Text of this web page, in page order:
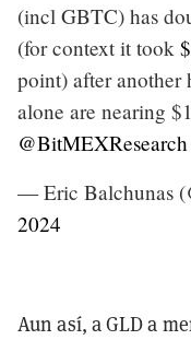
(incl GBTC) has
(for context it took
point) after another
alone are nearing
@BitMEXResearch
— Eric Balchunas
2024
Aun así, a GLD a